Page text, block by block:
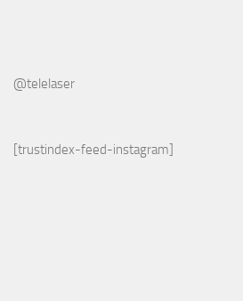
@telelaser
[trustindex-feed-instagram]